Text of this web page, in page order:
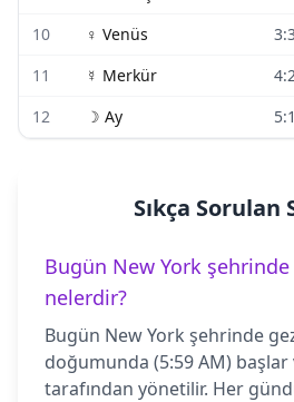
10
♀ Venüs
11
☿ Merkür
12
☽ Ay
Sıkça Sorulan
Bugün New York
nelerdir?
Bugün New York şehrinde
doğumunda (5:59 AM) başlar
tarafından yönetilir. Her